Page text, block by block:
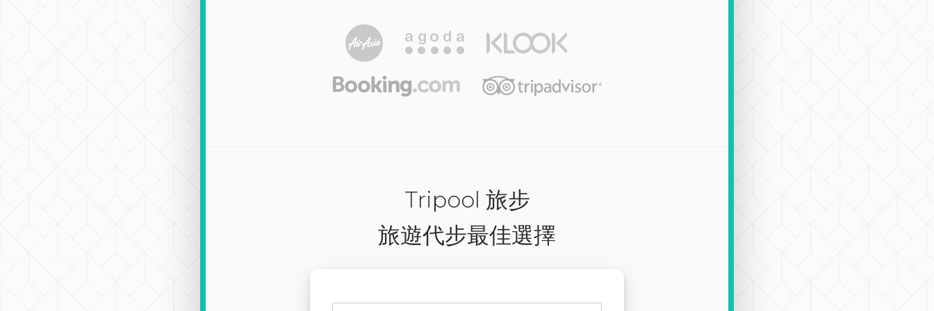
Tripool 旅步
旅遊代步最佳選擇